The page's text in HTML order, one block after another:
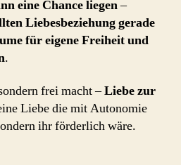
eine Chance liegen–
Liebesbeziehung gerade
für eigene Freiheit und
.
frei macht –Liebe zur
Liebe die mit Autonomie
ihr förderlich wäre.